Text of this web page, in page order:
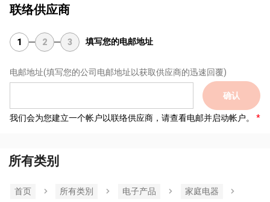
联络供应商
1 2 3 填写您的电邮地址
电邮地址(填写您的公司电邮地址以获取供应商的迅速回覆)
确认
我们会为您建立一个帐户以联络供应商，请查看电邮并启动帐户。
所有类别
首页 所有类別 电子产品
家庭电器